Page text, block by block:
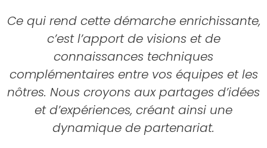
Ce qui rend cette démarche enrichissante,
c’est l’apport de visions et de
connaissances techniques
complémentaires entre vos équipes et les
nôtres. Nous croyons aux partages d’idées
et d’expériences, créant ainsi une
dynamique de partenariat.